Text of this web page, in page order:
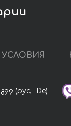
УСЛОВИЯ
(рус, De)